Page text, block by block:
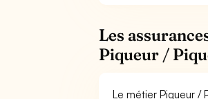
Les
Piqueur /
Le métier Piqueur /